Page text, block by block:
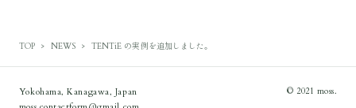
TOP NEWS TENTiE の実例を追加しました。
Yokohama, Kanagawa, Japan
© 2021 moss.